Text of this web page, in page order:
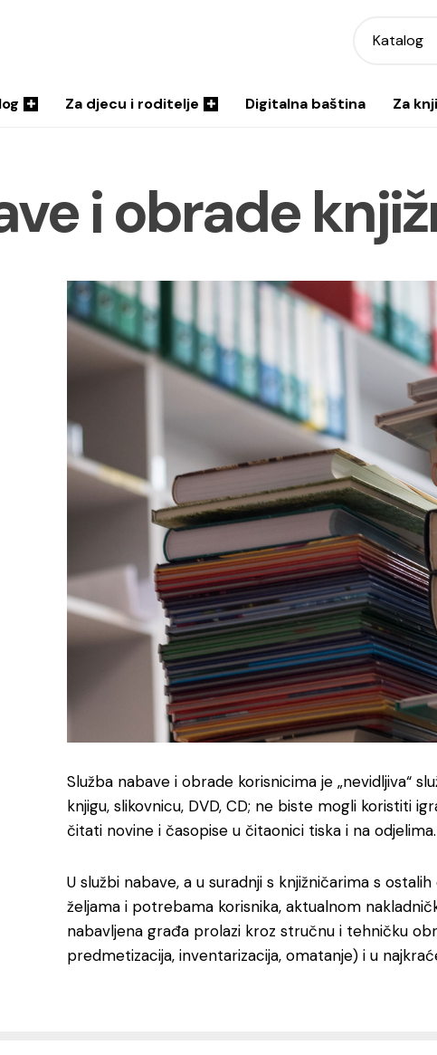
Katalog
Za djecu i roditelje Digitalna baština Za
i obrade
Služba nabave i obrade korisnicima je „nevidljiva“
knjigu, slikovnicu, DVD, CD; ne biste mogli koristiti
čitati novine i časopise u čitaonici tiska i na odjelima.
U službi nabave, a u suradnji s knjižničarima s
željama i potrebama korisnika, aktualnom
nabavljena građa prolazi kroz stručnu i tehničku
predmetizacija, inventarizacija, omatanje) i u